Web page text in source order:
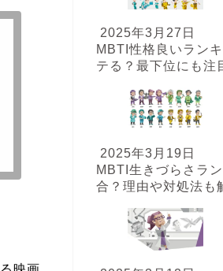
2025年3月27日
MBTI性格良いラン
テる？最下位にも注
2025年3月19日
MBTI生きづらさラ
合？理由や対処法も